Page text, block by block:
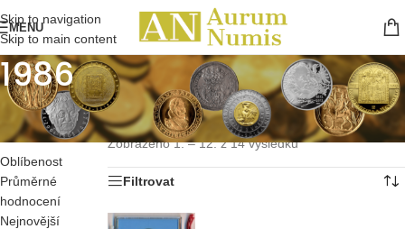
Skip to navigation
Skip to main content
MENU
1986
SEŘADIT
PODLE
Oblíbenost
Průměrné
hodnocení
Nejnovější
Domů Pamětní mince Československa/Stříbrné/
1986
Zobrazeno 1. – 12. z 14 výsledků
Filtrovat